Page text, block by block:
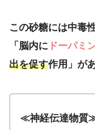
この砂糖には中毒
「脳内に ドーパミ
出を促す作用」が
≪神経伝達物質